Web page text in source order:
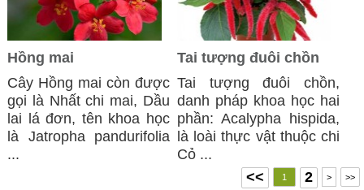
Hồng mai
Cây Hồng mai còn được
gọi là Nhất chi mai, Dầu
lai lá đơn, tên khoa học
là Jatropha pandurifolia
...
Tai tượng đuôi chồn
Tai tượng đuôi chồn,
danh pháp khoa học hai
phần: Acalypha hispida,
là loài thực vật thuộc chi
Cỏ ...
<<
1 2 > >>